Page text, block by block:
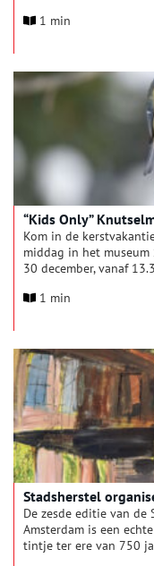
1 min
“Kids Only”
Kom in de
middag in het
30 december, vanaf
1 min
Stadsherstel
De zesde editie van de
Amsterdam is een
tintje ter ere van 750